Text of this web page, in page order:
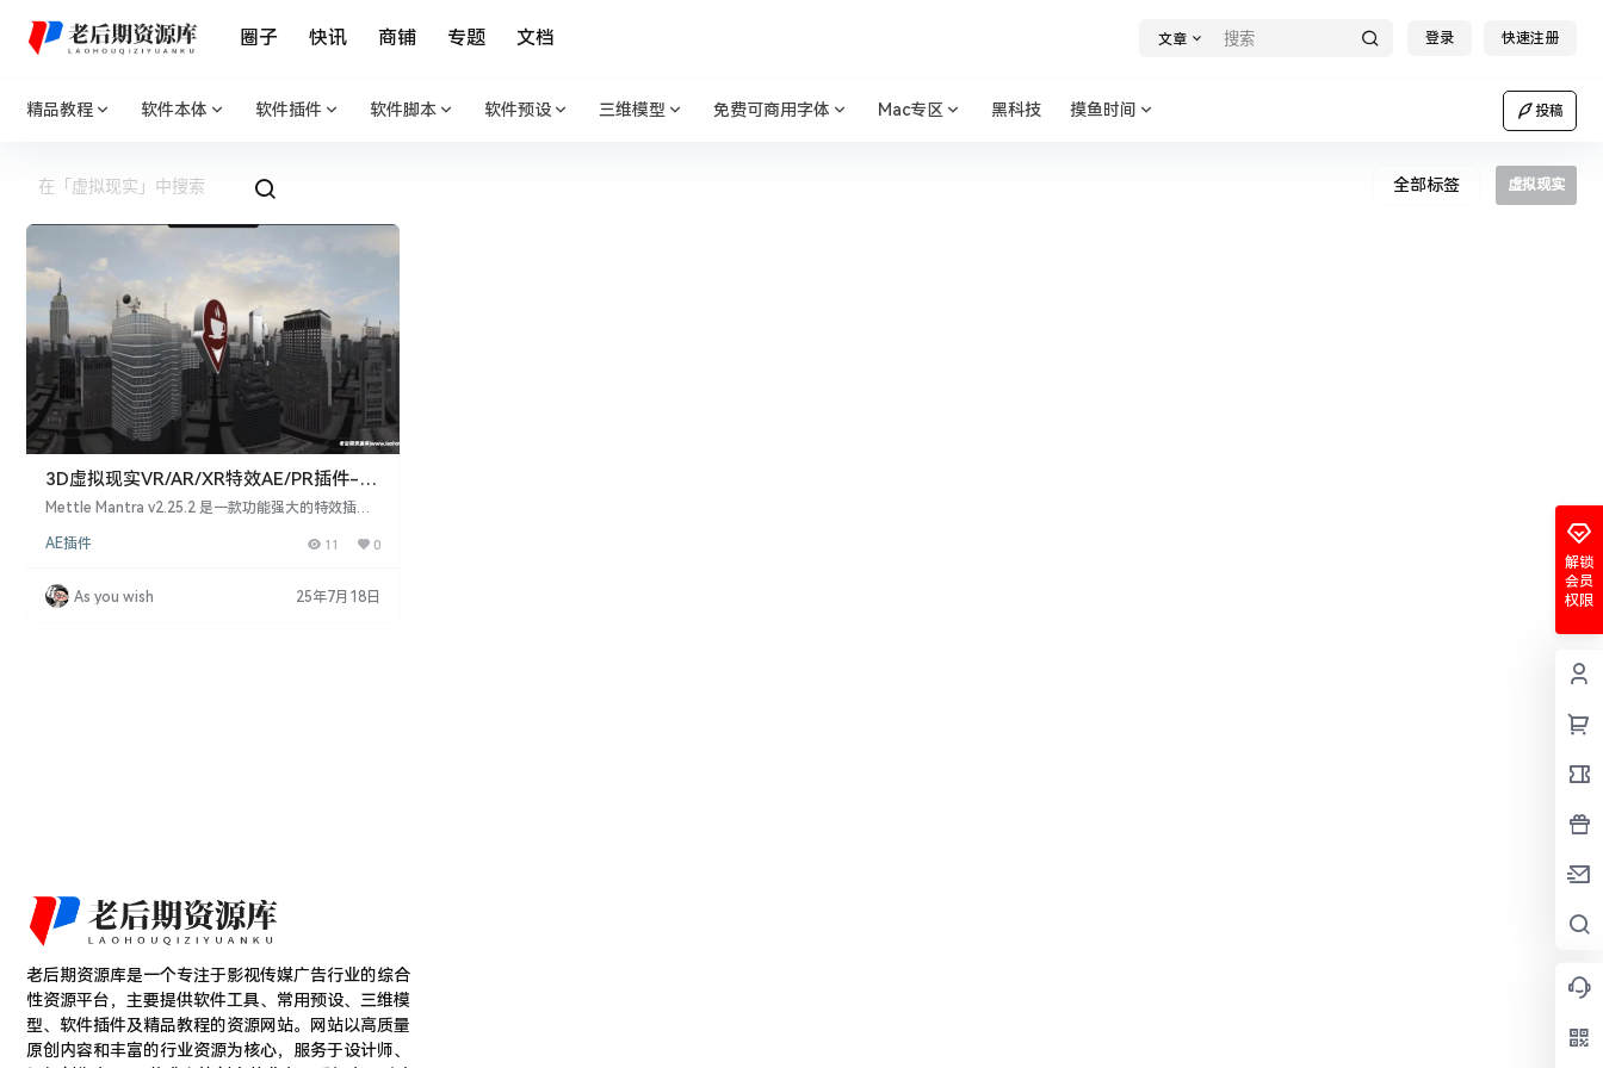
圈子 快讯 商铺 专题 文档 文章 登录 快速注册
精品教程 软件本体 软件插件 软件脚本 软件预设 三维模型 免费可商用字体 Mac专区 黑科技 摸鱼时间 投稿
全部标签 虚拟现实
3D虚拟现实VR/AR/XR特效AE/PR插件-
Mettle Mantra v2.25.2 Win
Mettle Mantra v2.25.2 是一款功能强大的特效插
计，能够将视频素材转变为超现实和奇幻的动画效
R）还是扩展现实（XR）内容，Mettle Mantra 都能
提供丰富的创意工具，帮助你实现惊艳的视觉效果。
AE插件 11 0
As you wish 25年7月18日
解锁
会员
权限
老后期资源库是一个专注于影视传媒广告行业的综合
性资源平台，主要提供软件工具、常用预设、三维模
型、软件插件及精品教程的资源网站。网站以高质量
原创内容和丰富的行业资源为核心，服务于设计师、